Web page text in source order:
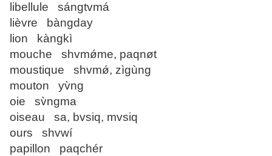
libellule sángtvmá
lièvre bàngday
lion kàngkì
mouche shvmǿme, paqnøt
moustique shvmǿ, zìgùng
mouton yv̀ng
oie sv̀ngma
oiseau sa, bvsiq, mvsiq
ours shvwí
papillon paqchér